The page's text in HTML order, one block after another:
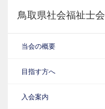
鳥取県社会福祉士会
当会の概要
目指す方へ
入会案内